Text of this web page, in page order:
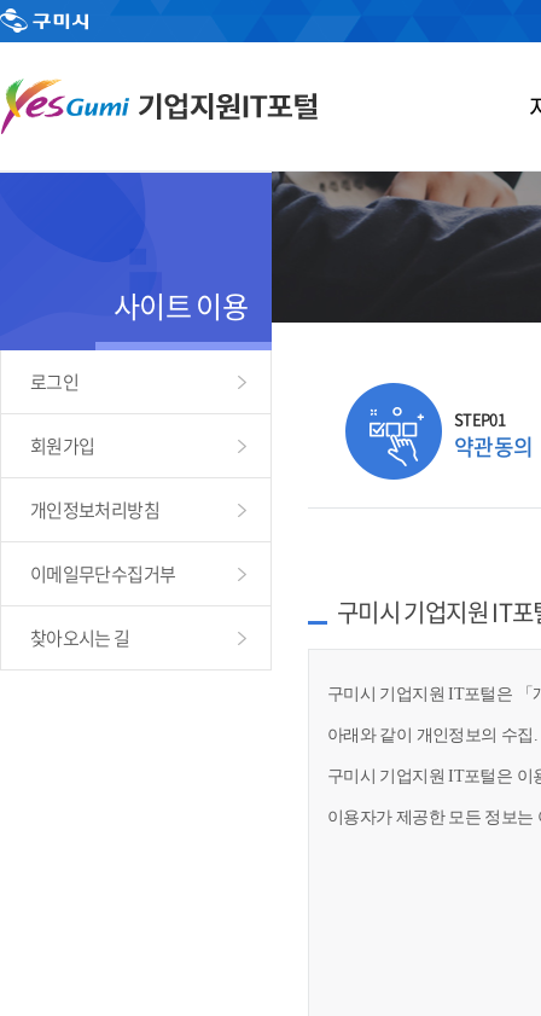
사이트 이용
로그인
회원가입
개인정보처리방침
이메일무단수집거부
찾아오시는 길
STEP01
약관동의
구미시 기업지원 IT
구미시 기업지원 IT포털은 「
아래와 같이 개인정보의 수집
구미시 기업지원 IT포털은 이
이용자가 제공한 모든 정보